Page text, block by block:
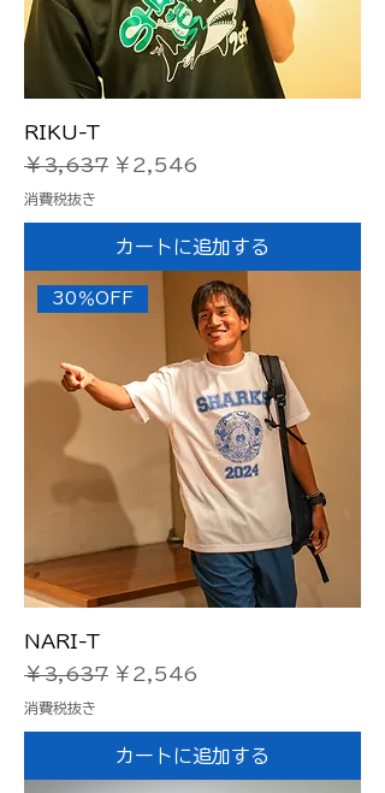
RIKU-T
通常価格
￥3,637 セール価格
￥2,546
消費税抜き
カートに追加する
30％OFF
NARI-T
通常価格
￥3,637 セール価格
￥2,546
消費税抜き
カートに追加する